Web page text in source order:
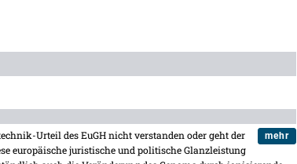
mehr
Urteil des EuGH nicht verstanden oder geht der
europäische juristische und politische Glanzleistung